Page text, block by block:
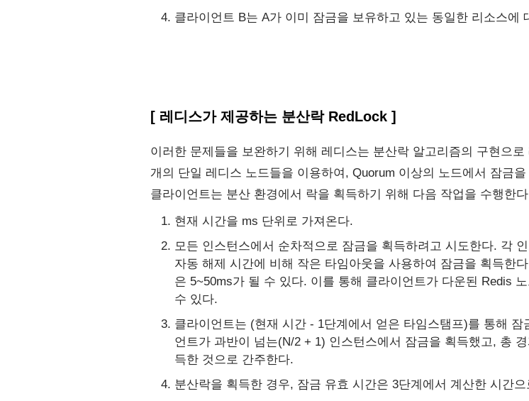
클라이언트 B는 A가 이미 잠금을 보유하고 있는 동일한 리소스에
[ 레디스가 제공하는 분산락 RedLock ]
이러한 문제들을 보완하기 위해 레디스는 분산락 알고리즘의 구현으
개의 단일 레디스 노드들을 이용하여, Quorum 이상의 노드에서 잠금
클라이언트는 분산 환경에서 락을 획득하기 위해 다음 작업을 수행한
현재 시간을 ms 단위로 가져온다.
모든 인스턴스에서 순차적으로 잠금을 획득하려고 시도한다. 각
자동 해제 시간에 비해 작은 타임아웃을 사용하여 잠금을 획득한
은 5~50ms가 될 수 있다. 이를 통해 클라이언트가 다운된 Redis
수 있다.
클라이언트는 (현재 시간 - 1단계에서 얻은 타임스탬프)를 통해
언트가 과반이 넘는(N/2 + 1) 인스턴스에서 잠금을 획득했고, 총
득한 것으로 간주한다.
분산락을 획득한 경우, 잠금 유효 시간은 3단계에서 계산한 시간